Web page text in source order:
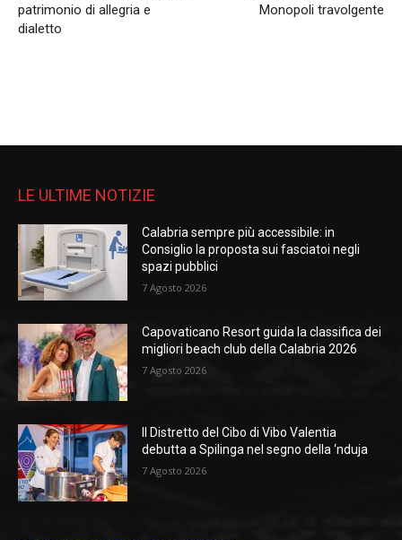
patrimonio di allegria e
dialetto
Monopoli travolgente
LE ULTIME NOTIZIE
Calabria sempre più accessibile: in
Consiglio la proposta sui fasciatoi negli
spazi pubblici
7 Agosto 2026
Capovaticano Resort guida la classifica dei
migliori beach club della Calabria 2026
7 Agosto 2026
Il Distretto del Cibo di Vibo Valentia
debutta a Spilinga nel segno della ‘nduja
7 Agosto 2026